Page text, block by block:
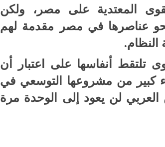
المعتدية على مصر، ولكن
عناصرها في مصر مقدمة لهم
تلك القوى تلتقط أنفاسها على اعتبار أن
من مشروعها التوسعي في
لن يعود إلى الوحدة مرة